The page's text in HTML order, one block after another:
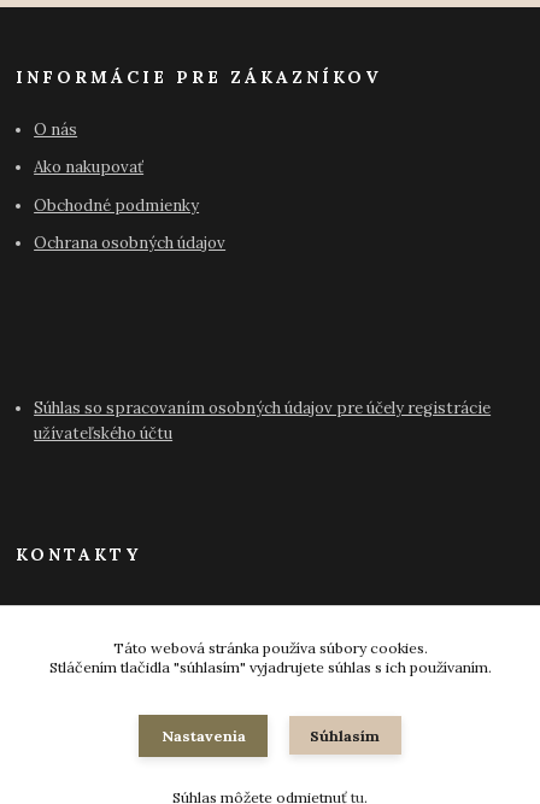
INFORMÁCIE PRE ZÁKAZNÍKOV
O nás
Ako nakupovať
Obchodné podmienky
Ochrana osobných údajov
Súhlas so spracovaním osobných údajov pre účely registrácie
užívateľského účtu
KONTAKTY
Táto webová stránka používa súbory cookies.
Stláčením tlačidla "súhlasím" vyjadrujete súhlas s ich používaním.
Nastavenia Súhlasím
Súhlas môžete odmietnuť tu.